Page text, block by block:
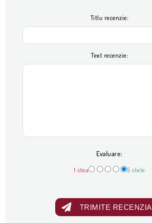
Titlu recenzie:
Text recenzie:
Evaluare:
1 stea 5 stele
TRIMITE RECENZIA